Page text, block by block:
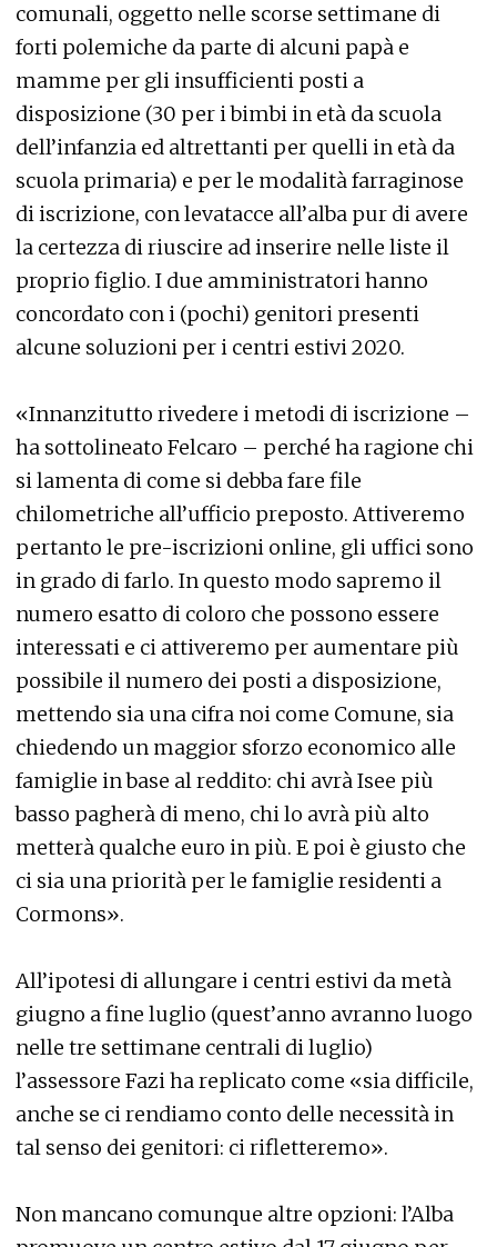
comunali, oggetto nelle scorse settimane di
forti polemiche da parte di alcuni papà e
mamme per gli insufficienti posti a
disposizione (30 per i bimbi in età da scuola
dell’infanzia ed altrettanti per quelli in età da
scuola primaria) e per le modalità farraginose
di iscrizione, con levatacce all’alba pur di avere
la certezza di riuscire ad inserire nelle liste il
proprio figlio. I due amministratori hanno
concordato con i (pochi) genitori presenti
alcune soluzioni per i centri estivi 2020.
«Innanzitutto rivedere i metodi di iscrizione –
ha sottolineato Felcaro – perché ha ragione chi
si lamenta di come si debba fare file
chilometriche all’ufficio preposto. Attiveremo
pertanto le pre-iscrizioni online, gli uffici sono
in grado di farlo. In questo modo sapremo il
numero esatto di coloro che possono essere
interessati e ci attiveremo per aumentare più
possibile il numero dei posti a disposizione,
mettendo sia una cifra noi come Comune, sia
chiedendo un maggior sforzo economico alle
famiglie in base al reddito: chi avrà Isee più
basso pagherà di meno, chi lo avrà più alto
metterà qualche euro in più. E poi è giusto che
ci sia una priorità per le famiglie residenti a
Cormons».
All’ipotesi di allungare i centri estivi da metà
giugno a fine luglio (quest’anno avranno luogo
nelle tre settimane centrali di luglio)
l’assessore Fazi ha replicato come «sia difficile,
anche se ci rendiamo conto delle necessità in
tal senso dei genitori: ci rifletteremo».
Non mancano comunque altre opzioni: l’Alba